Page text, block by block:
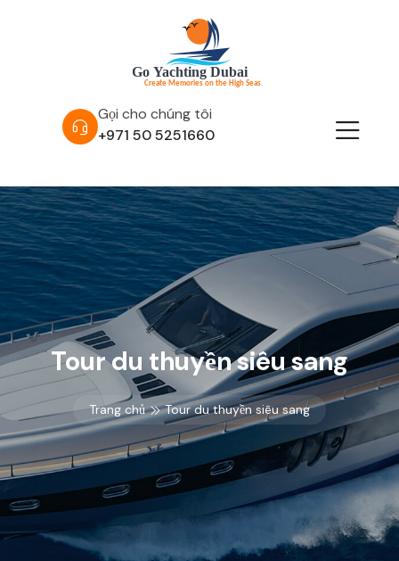
Gọi cho chúng tôi
+971 50 5251660
Tour du thuyền siêu sang
Trang chủ Tour du thuyền siêu sang